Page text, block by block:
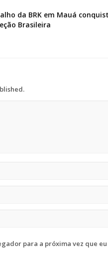
da BRK em Mauá
Brasileira
para a próxima vez que